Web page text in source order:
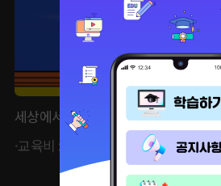
세상에서 가장 쉬운 IT 부트캠프, 파
·교육비 : 62,370원 ·자비부담금 :